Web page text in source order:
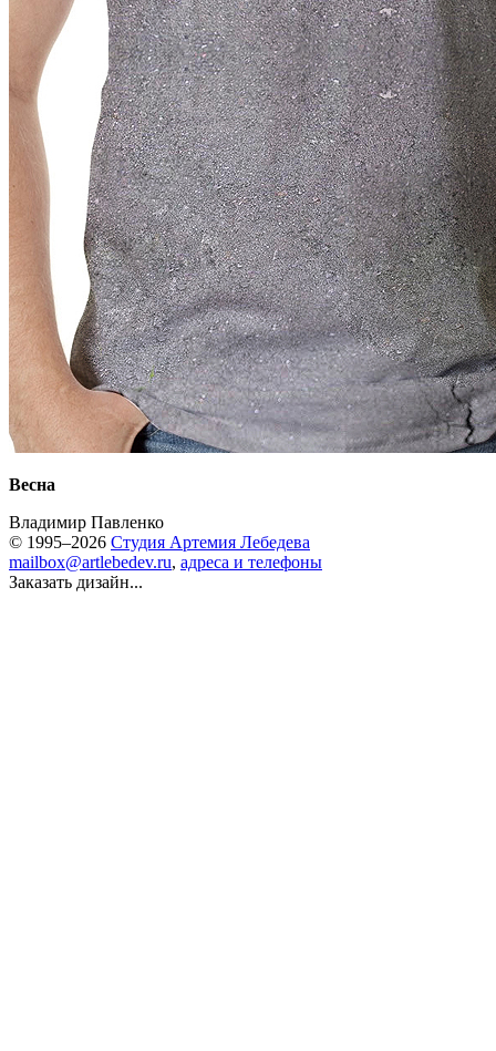
Весна
Владимир Павленко
© 1995–2026 Студия Артемия Лебедева
mailbox@artlebedev.ru, адреса и телефоны
Заказать дизайн...